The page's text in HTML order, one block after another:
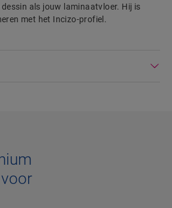
als jouw laminaatvloer. Hij is
met het Incizo-profiel.